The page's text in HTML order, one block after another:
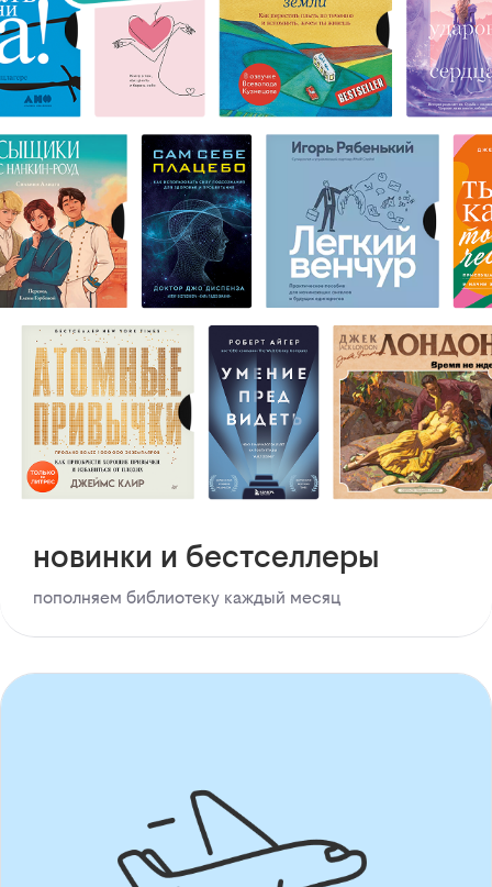
новинки и бестселлеры
пополняем библиотеку каждый месяц